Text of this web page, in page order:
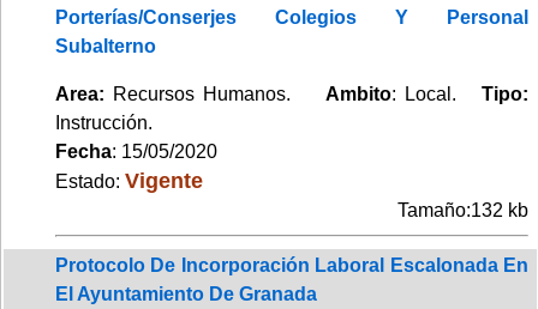
Porterías/Conserjes Colegios Y Personal
Subalterno
Area: Recursos Humanos. Ambito: Local.Tipo:
Instrucción.
Fecha: 15/05/2020
Estado: Vigente
Tamaño:132 kb
Protocolo De Incorporación Laboral Escalonada En
El Ayuntamiento De Granada